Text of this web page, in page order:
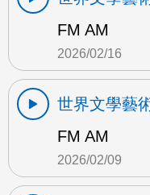
FM AM
2026/02/16
世界文學藝
FM AM
2026/02/09